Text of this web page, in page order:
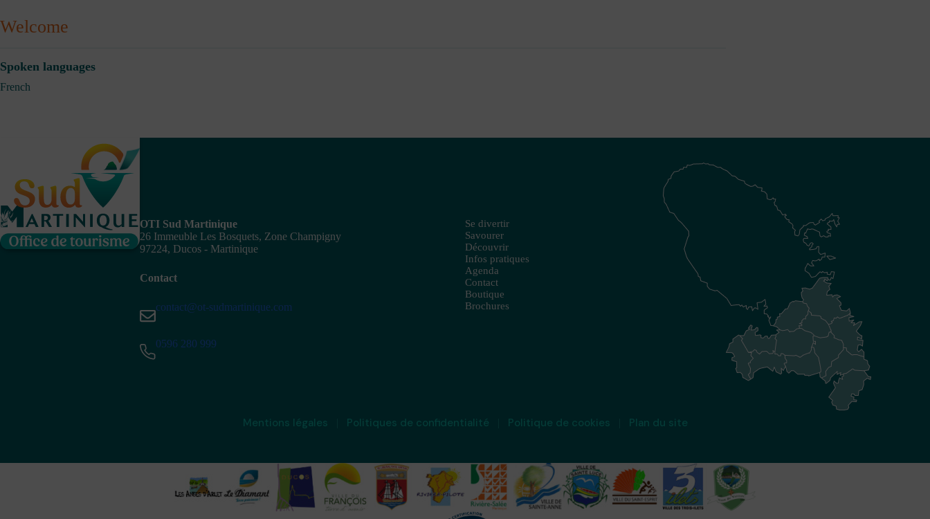
Welcome
Spoken languages
French
OTI Sud Martinique
26 Immeuble Les Bosquets, Zone Champigny
97224, Ducos - Martinique
Contact
contact@ot-sudmartinique.com
0596 280 999
Se divertir
Savourer
Découvrir
Infos pratiques
Agenda
Contact
Boutique
Brochures
Mentions légales Politiques de confidentialité Politique de cookies Plan du site